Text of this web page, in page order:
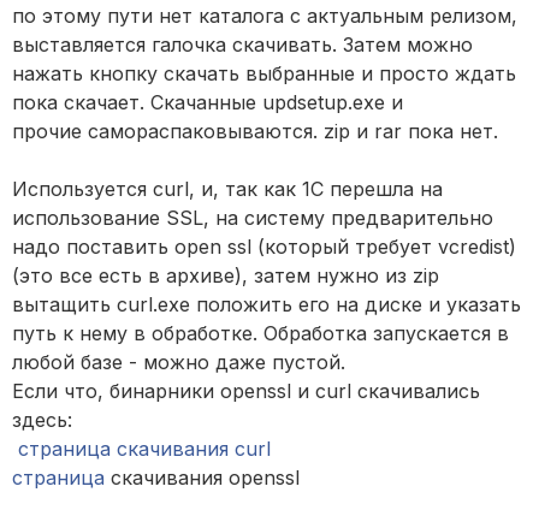
по этому пути нет каталога с актуальным релизом,
выставляется галочка скачивать. Затем можно
нажать кнопку скачать выбранные и просто ждать
пока скачает. Скачанные updsetup.exe и
прочие самораспаковываются. zip и rar пока нет.
Используется curl, и, так как 1С перешла на
использование SSL, на систему предварительно
надо поставить open ssl (который требует vcredist)
(это все есть в архиве), затем нужно из zip
вытащить curl.exe положить его на диске и указать
путь к нему в обработке. Обработка запускается в
любой базе - можно даже пустой.
Если что, бинарники openssl и curl скачивались
здесь:
страница скачивания curl
страница скачивания openssl